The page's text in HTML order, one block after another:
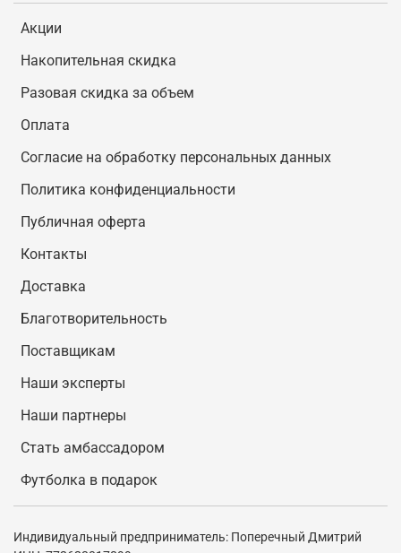
Акции
Накопительная скидка
Разовая скидка за объем
Оплата
Согласие на обработку персональных данных
Политика конфиденциальности
Публичная оферта
Контакты
Доставка
Благотворительность
Поставщикам
Наши эксперты
Наши партнеры
Стать амбассадором
Футболка в подарок
Индивидуальный предприниматель: Поперечный Дмитрий